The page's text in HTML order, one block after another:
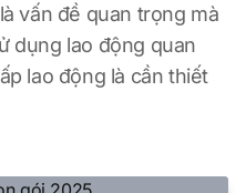
vấn đề quan trọng mà
dụng lao động quan
lao động là cần thiết